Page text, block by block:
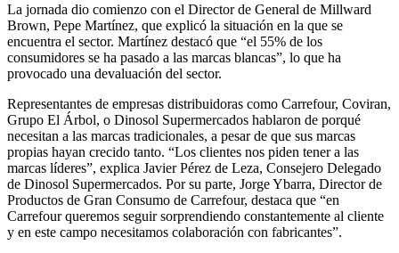
La jornada dio comienzo con el Director de General de Millward
Brown, Pepe Martínez, que explicó la situación en la que se
encuentra el sector. Martínez destacó que “el 55% de los
consumidores se ha pasado a las marcas blancas”, lo que ha
provocado una devaluación del sector.
Representantes de empresas distribuidoras como Carrefour, Coviran,
Grupo El Árbol, o Dinosol Supermercados hablaron de porqué
necesitan a las marcas tradicionales, a pesar de que sus marcas
propias hayan crecido tanto. “Los clientes nos piden tener a las
marcas líderes”, explica Javier Pérez de Leza, Consejero Delegado
de Dinosol Supermercados. Por su parte, Jorge Ybarra, Director de
Productos de Gran Consumo de Carrefour, destaca que “en
Carrefour queremos seguir sorprendiendo constantemente al cliente
y en este campo necesitamos colaboración con fabricantes”.